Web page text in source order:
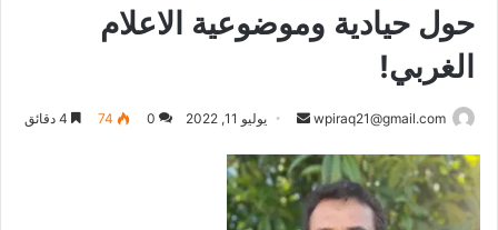
حول حيادية وموضوعية الاعلام
الغربي!
wpiraq21@gmail.com
أرسل
إلكترونيا
يوليو 11, 2022 0
74